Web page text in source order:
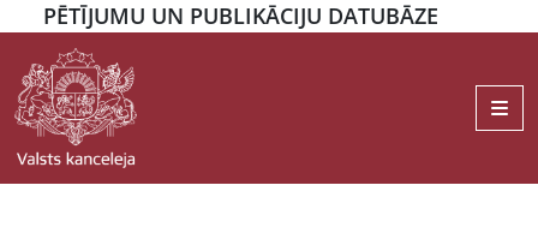
PĒTĪJUMU UN PUBLIKĀCIJU DATUBĀZE